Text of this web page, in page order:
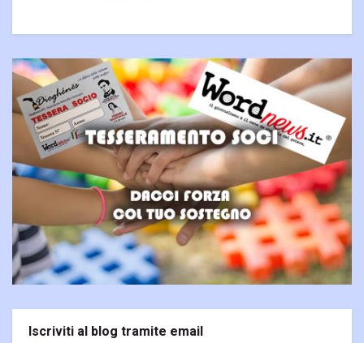
Iscriviti al blog tramite email